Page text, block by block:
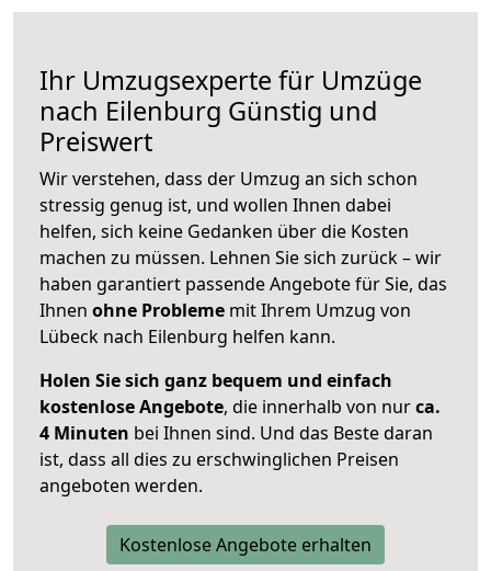
Ihr Umzugsexperte für Umzüge
nach Eilenburg Günstig und
Preiswert
Wir verstehen, dass der Umzug an sich schon
stressig genug ist, und wollen Ihnen dabei
helfen, sich keine Gedanken über die Kosten
machen zu müssen. Lehnen Sie sich zurück – wir
haben garantiert passende Angebote für Sie, das
Ihnen ohne Probleme mit Ihrem Umzug von
Lübeck nach Eilenburg helfen kann.
Holen Sie sich ganz bequem und einfach
kostenlose Angebote, die innerhalb von nurca.
4 Minuten bei Ihnen sind. Und das Beste daran
ist, dass all dies zu erschwinglichen Preisen
angeboten werden.
Kostenlose Angebote erhalten